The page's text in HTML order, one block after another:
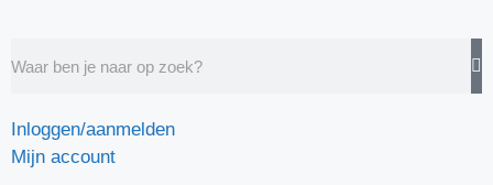
Inloggen/aanmelden
Mijn account